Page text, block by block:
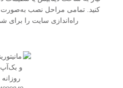
کنید. تمامی مراحل نصب به‌صورت
راه‌اندازی سایت را برای